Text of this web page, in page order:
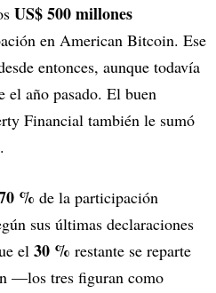
US$ 500 millones
en American Bitcoin. Ese
entonces, aunque todavía
el año pasado. El buen
Financial también le sumó
% de la participación
sus últimas declaraciones
el 30 % restante se reparte
—los tres figuran como